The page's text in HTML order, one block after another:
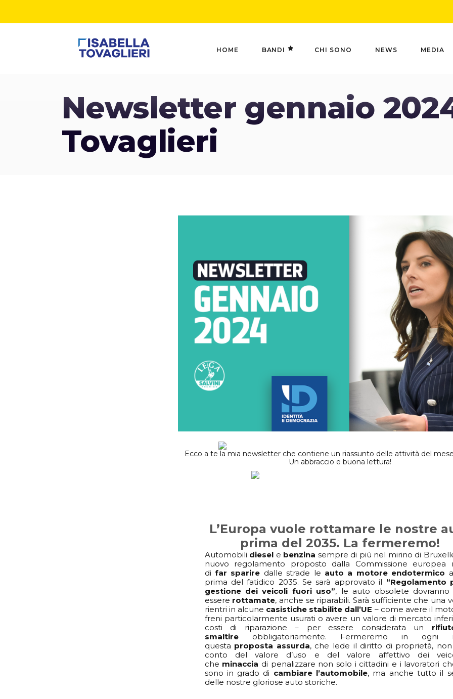
HOME BANDI CHI SONO NEWS MEDIA
Newsletter gennaio
Tovaglieri
Ecco a te la mia newsletter che contiene un riassunto delle attività del
Un abbraccio e buona lettura!
L’Europa vuole rottamare le nostre
prima del 2035. La fermeremo!
Automobili diesel e benzina sempre di più nel mirino di
nuovo regolamento proposto dalla Commissione europea
di far sparire dalle strade le auto a motore endotermico
prima del fatidico 2035. Se sarà approvato il “Regolamento
gestione dei veicoli fuori uso”, le auto obsolete dovranno
essere rottamate, anche se riparabili. Sarà sufficiente che una
rientri in alcune casistiche stabilite dall’UE – come avere il
freni particolarmente usurati o avere un valore di mercato
costi di riparazione – per essere considerata un
smaltire obbligatoriamente. Fermeremo in ogni
questa proposta assurda, che lede il diritto di proprietà,
conto del valore d’uso e del valore affettivo dei
che minaccia di penalizzare non solo i cittadini e i lavoratori
sono in grado di cambiare l’automobile, ma anche tutto il
delle nostre gloriose auto storiche.